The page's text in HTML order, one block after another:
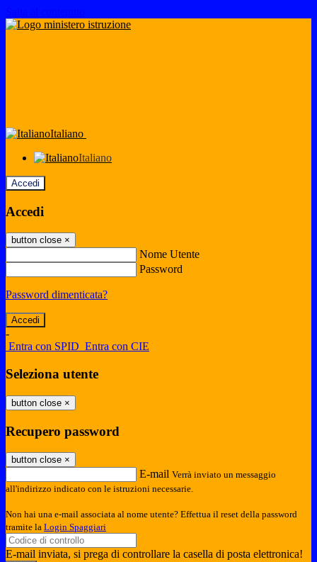
Italiano
Italiano
Accedi
Accedi
button close ×
Nome Utente
Password
Password dimenticata?
-
Entra con SPID Entra con CIE
Seleziona utente
button close ×
Recupero password
button close ×
E-mail Verrà inviato un messaggio
all'indirizzo indicato con le istruzioni necessarie.
Non hai una e-mail associata al nome utente? Effettua il reset della password
tramite la Login Spaggiari
E-mail inviata, si prega di controllare la casella di posta elettronica!